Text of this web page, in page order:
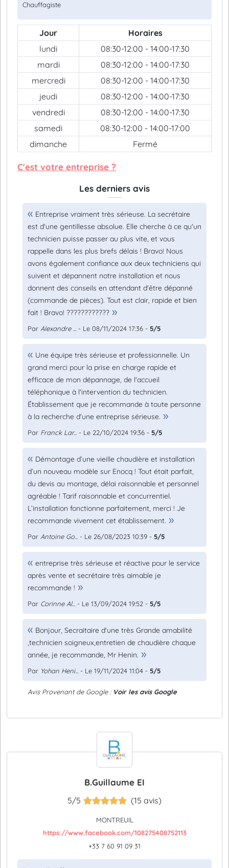
Chauffagiste
Jour
Horaires
lundi
08:30-12:00 - 14:00-17:30
mardi
08:30-12:00 - 14:00-17:30
mercredi
08:30-12:00 - 14:00-17:30
jeudi
08:30-12:00 - 14:00-17:30
vendredi
08:30-12:00 - 14:00-17:30
samedi
08:30-12:00 - 14:00-17:00
dimanche
Fermé
C'est votre entreprise ?
Les derniers avis
Entreprise vraiment très sérieuse. La secrétaire
est d'une gentillesse absolue. Elle cherche à ce qu'un
technicien puisse passer au plus vite, et vous
rappelle dans les plus brefs délais ! Bravo! Nous
avons également confiance aux deux techniciens qui
suivent et dépannent notre installation et nous
donnent des conseils en attendant d'être dépanné
(commande de pièces). Tout est clair, rapide et bien
fait ! Bravo! ????????????
Par Alexandre ... - Le 08/11/2024 17:36 - 5/5
Une équipe très sérieuse et professionnelle. Un
grand merci pour la prise en charge rapide et
efficace de mon dépannage, de l'accueil
téléphonique à l'intervention du technicien.
Établissement que je recommande à toute personne
à la recherche d'une entreprise sérieuse.
Par Franck Lar... - Le 22/10/2024 19:36 - 5/5
Démontage d’une vieille chaudière et installation
d’un nouveau modèle sur Enocq ! Tout était parfait,
du devis au montage, délai raisonnable et personnel
agréable ! Tarif raisonnable et concurrentiel.
L’installation fonctionne parfaitement, merci ! Je
recommande vivement cet établissement.
Par Antoine Go... - Le 26/08/2023 10:39 - 5/5
entreprise très sérieuse et réactive pour le service
après vente et secrétaire très aimable je
recommande !
Par Corinne Al... - Le 13/09/2024 19:52 - 5/5
Bonjour, Secraitaire d'une très Grande amabilité
,technicien soigneux,entretien de chaudière chaque
année, je recommande, Mr Henin.
Par Yohan Heni... - Le 19/11/2024 11:04 - 5/5
Avis Provenant de Google : Voir les avis Google
B.Guillaume EI
5/5 (15 avis)
MONTREUIL
https://www.facebook.com/108275408752113
+33 7 60 91 09 31